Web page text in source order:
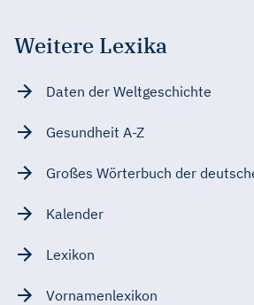
Weitere Lexika
Daten der Weltgeschichte
Gesundheit A-Z
Großes Wörterbuch der
Kalender
Lexikon
Vornamenlexikon